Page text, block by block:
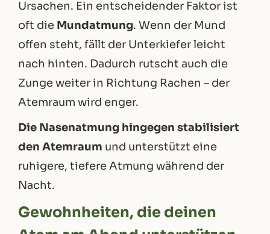
Ursachen. Ein entscheidender Faktor ist
oft die Mundatmung. Wenn der Mund
offen steht, fällt der Unterkiefer leicht
nach hinten. Dadurch rutscht auch die
Zunge weiter in Richtung Rachen – der
Atemraum wird enger.
Die Nasenatmung hingegen stabilisiert
den Atemraum und unterstützt eine
ruhigere, tiefere Atmung während der
Nacht.
Gewohnheiten, die deinen